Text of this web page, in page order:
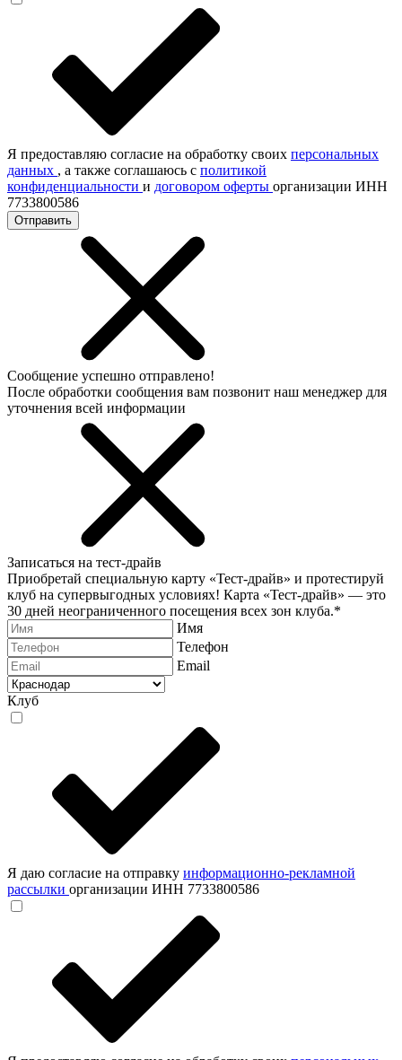
Я предоставляю согласие на обработку своих персональных
данных , а также соглашаюсь с политикой
конфиденциальности и договором оферты организации ИНН
7733800586
Отправить
Сообщение успешно отправлено!
После обработки сообщения вам позвонит наш менеджер для
уточнения всей информации
Записаться на тест-драйв
Приобретай специальную карту «Тест-драйв» и протестируй
клуб на супервыгодных условиях! Карта «Тест-драйв» — это
30 дней неограниченного посещения всех зон клуба.*
Имя
Телефон
Email
Клуб
Я даю согласие на отправку информационно-рекламной
рассылки организации ИНН 7733800586